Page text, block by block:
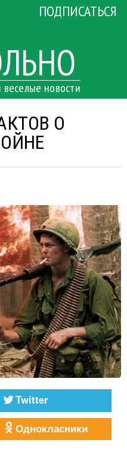
новости
ПОДПИСАТЬСЯ
О
Twitter
Однокласники